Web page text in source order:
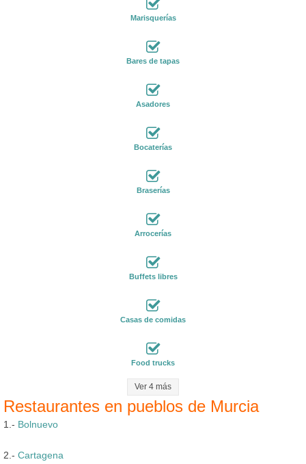
Marisquerías
Bares de tapas
Asadores
Bocaterías
Braserías
Arrocerías
Buffets libres
Casas de comidas
Food trucks
Ver 4 más
Restaurantes en pueblos de Murcia
1.- Bolnuevo
2.- Cartagena